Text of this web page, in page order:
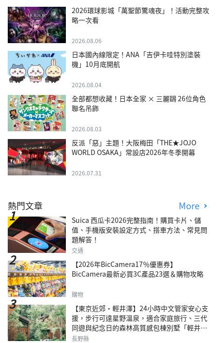
2026環球影城「萬聖節驚魂夜」！活動完整攻
略一次看
2026.08.06
日本國內線限定！ANA「吉伊卡哇特別塗裝
機」10月底開航
2026.08.04
全部都想收藏！日本全家 × 三麗鷗 26位角色
聯名吊飾
2026.08.03
反派「惡」主題！大阪梅田「THE★JOJO
WORLD OSAKA」常設店2026年冬季開幕
2026.07.31
熱門文章 More
Suica 西瓜卡2026完整指南！購買卡片、儲
值、手機版安裝設定方式、搭車方法、常見問
題解答！
交通
【2026年BicCamera17％優惠券】
BicCamera最新必買3C產品23選＆購物攻略
購物
【東京近郊・輕井澤】24小時中文管家安心支
援，步行可達星野溫泉，適合家庭旅行、三代
同遊與紀念日的森林高質感包棟別墅「輕井澤
森四季VILLA」
長野縣